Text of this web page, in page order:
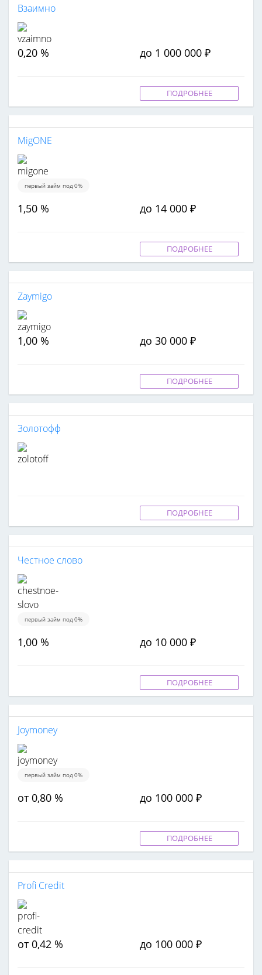
Взаимно
0,20 % до 1 000 000 ₽
ПОДРОБНЕЕ
MigONE
первый займ под 0%
1,50 % до 14 000 ₽
ПОДРОБНЕЕ
Zaymigo
1,00 % до 30 000 ₽
ПОДРОБНЕЕ
Золотофф
ПОДРОБНЕЕ
Честное слово
первый займ под 0%
1,00 % до 10 000 ₽
ПОДРОБНЕЕ
Joymoney
первый займ под 0%
от 0,80 % до 100 000 ₽
ПОДРОБНЕЕ
Profi Credit
от 0,42 % до 100 000 ₽